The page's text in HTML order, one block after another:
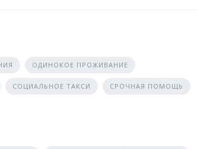
ОДИНОКОЕ ПРОЖИВАНИЕ
СОЦИАЛЬНОЕ ТАКСИ СРОЧНАЯ ПОМОЩЬ